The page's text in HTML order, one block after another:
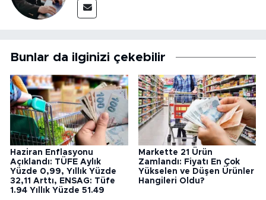
Bunlar da ilginizi çekebilir
Haziran Enflasyonu
Açıklandı: TÜFE Aylık
Yüzde 0,99, Yıllık Yüzde
32,11 Arttı, ENSAG: Tüfe
1.94 Yıllık Yüzde 51.49
Markette 21 Ürün
Zamlandı: Fiyatı En Çok
Yükselen ve Düşen Ürünler
Hangileri Oldu?